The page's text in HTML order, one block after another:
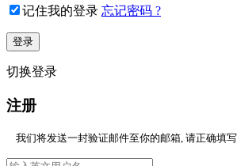
记住我的登录 忘记密码 ?
切换登录
注册
我们将发送一封验证邮件至你的邮箱, 请正确填